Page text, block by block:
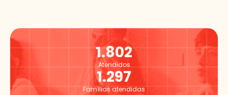
Atendidos
1.802
Famílias atendidas
1.297